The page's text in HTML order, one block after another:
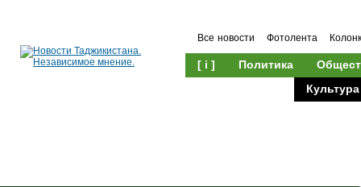
Все новости Фотолента
[ i ] Политика
Культура